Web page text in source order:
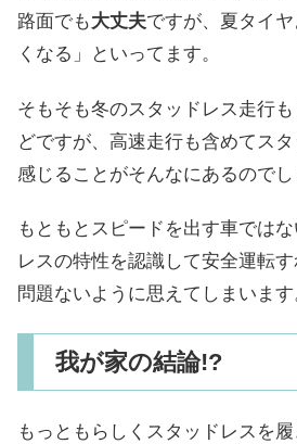
路面でも大丈夫ですが、夏タイ
くなる」といってます。
そもそも冬のスタッドレス走行
どですが、高速走行も含めてス
感じることがそんなにあるのでし
もともとスピードを出す車では
レスの特性を認識して安全運転
問題ないように思えてしまいます
我が家の結論!?
もっともらしくスタッドレスを